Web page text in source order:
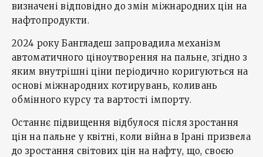
визначені відповідно до змін міжнародних цін на
нафтопродукти.
2024 року Бангладеш запровадила механізм
автоматичного ціноутворення на пальне, згідно з
яким внутрішні ціни періодично коригуються на
основі міжнародних котирувань, коливань
обмінного курсу та вартості імпорту.
Останнє підвищення відбулося після зростання
цін на пальне у квітні, коли війна в Ірані призвела
до зростання світових цін на нафту, що, своєю